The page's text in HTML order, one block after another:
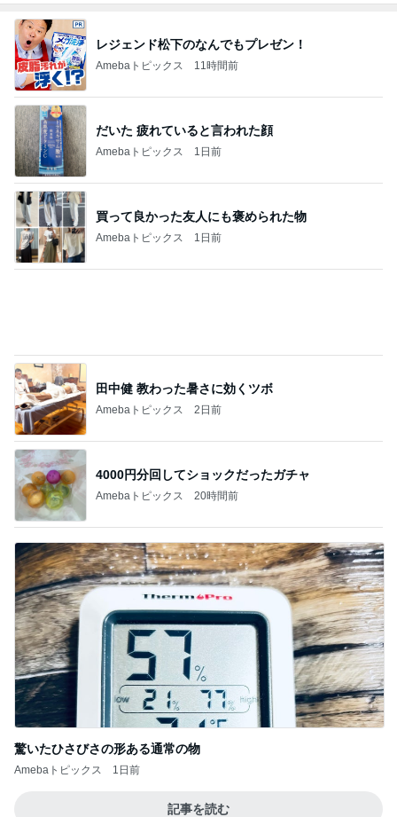
レジェンド松下のなんでもプレゼン！
Amebaトピックス 11時間前
だいた 疲れていると言われた顔
Amebaトピックス 1日前
買って良かった友人にも褒められた物
Amebaトピックス 1日前
4000円分回してショックだったガチャ
Amebaトピックス 20時間前
驚いたひさびさの形ある通常の物
Amebaトピックス 1日前
記事を読む
Amebaトピックス 1日前